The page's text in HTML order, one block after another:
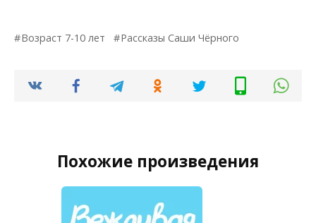
Возраст 7-10 лет Рассказы Саши Чёрного
Похожие произведения